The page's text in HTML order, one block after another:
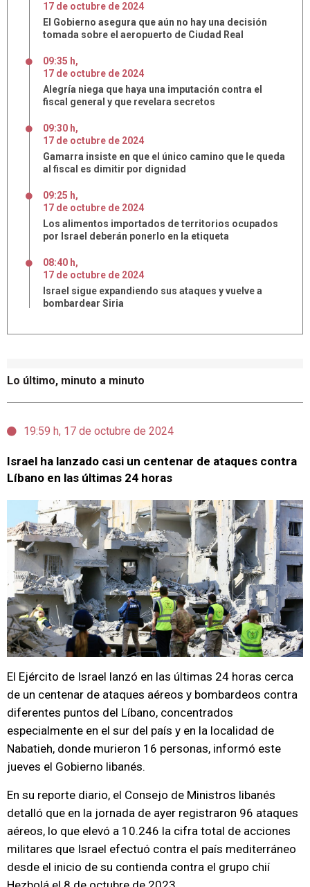
Lo último, minuto a minuto
19:59 h, 17 de octubre de 2024
Israel ha lanzado casi un centenar de ataques contra
Líbano en las últimas 24 horas
El Ejército de Israel lanzó en las últimas 24 horas cerca
de un centenar de ataques aéreos y bombardeos contra
diferentes puntos del Líbano, concentrados
especialmente en el sur del país y en la localidad de
Nabatieh, donde murieron 16 personas, informó este
jueves el Gobierno libanés.
En su reporte diario, el Consejo de Ministros libanés
detalló que en la jornada de ayer registraron 96 ataques
aéreos, lo que elevó a 10.246 la cifra total de acciones
militares que Israel efectuó contra el país mediterráneo
desde el inicio de su contienda contra el grupo chií
17 de octubre de 2024
El Gobierno asegura que aún no hay una decisión
tomada sobre el aeropuerto de Ciudad Real
09:35 h,
17 de octubre de 2024
Alegría niega que haya una imputación contra el
fiscal general y que revelara secretos
09:30 h,
17 de octubre de 2024
Gamarra insiste en que el único camino que le queda
al fiscal es dimitir por dignidad
09:25 h,
17 de octubre de 2024
Los alimentos importados de territorios ocupados
por Israel deberán ponerlo en la etiqueta
08:40 h,
17 de octubre de 2024
Israel sigue expandiendo sus ataques y vuelve a
bombardear Siria